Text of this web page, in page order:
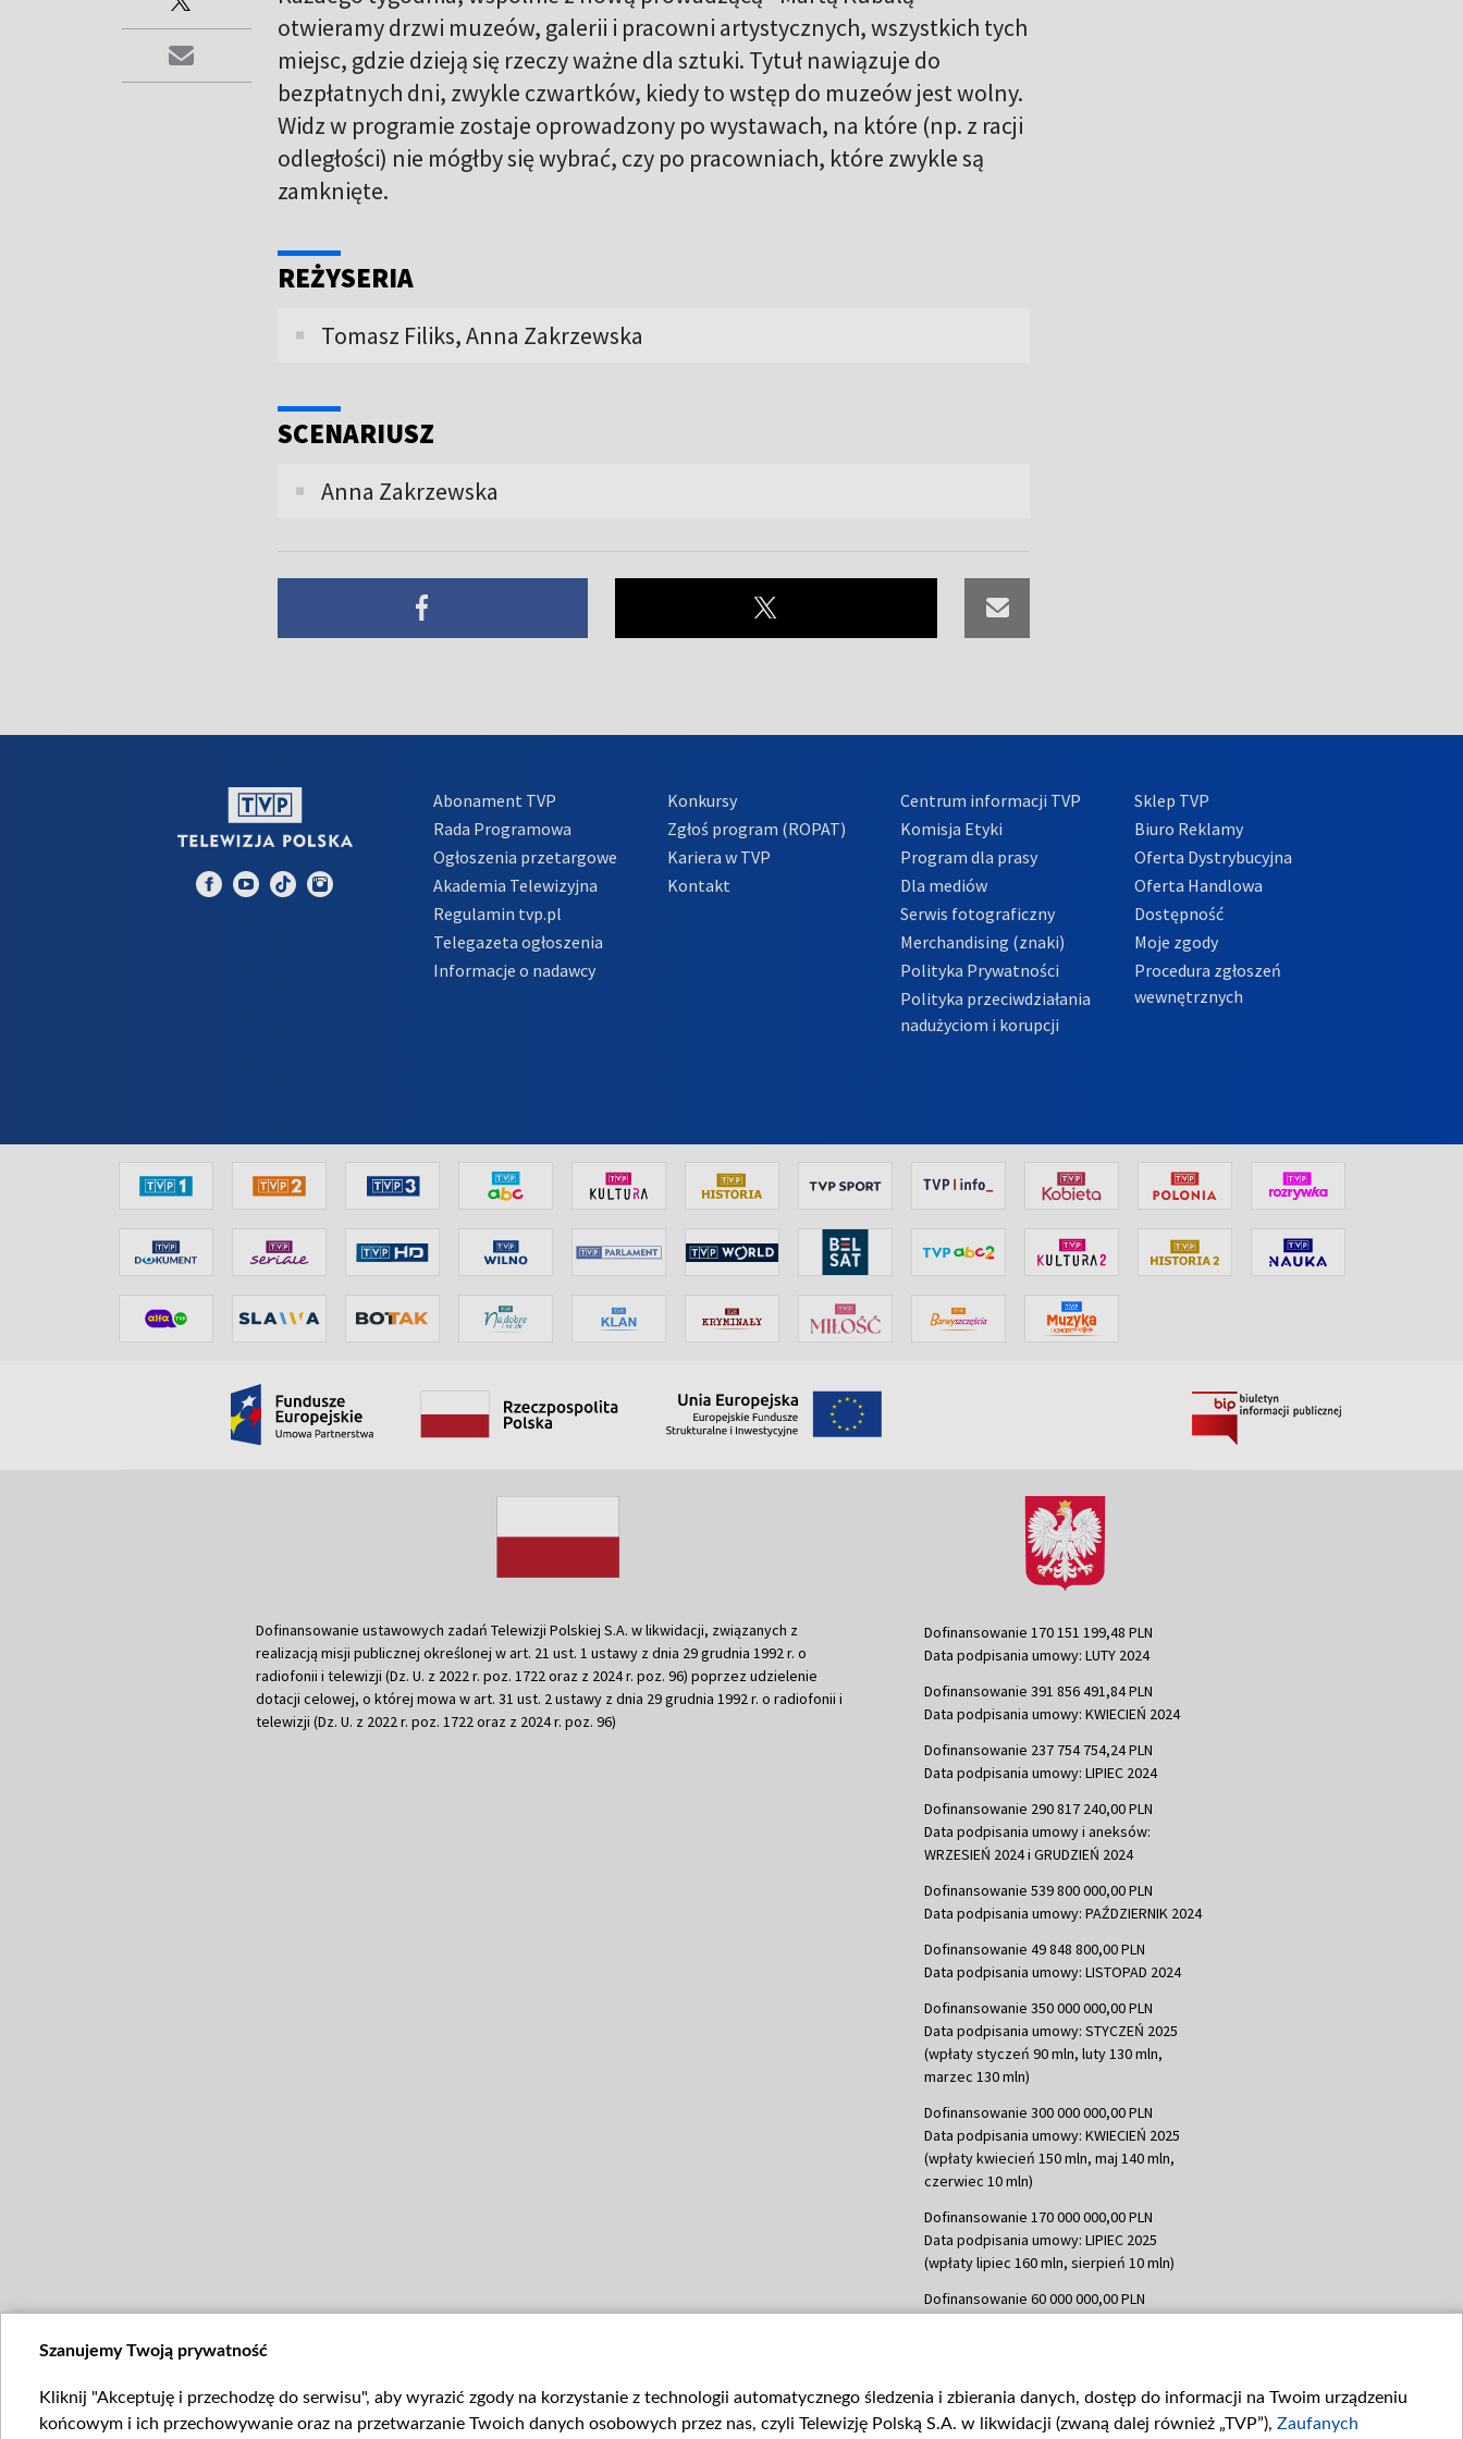
otwieramy drzwi muzeów, galerii i pracowni artystycznych, wszystkich tych
miejsc, gdzie dzieją się rzeczy ważne dla sztuki. Tytuł nawiązuje do
bezpłatnych dni, zwykle czwartków, kiedy to wstęp do muzeów jest wolny.
Widz w programie zostaje oprowadzony po wystawach, na które (np. z racji
odległości) nie mógłby się wybrać, czy po pracowniach, które zwykle są
zamknięte.
REŻYSERIA
Tomasz Filiks, Anna Zakrzewska
SCENARIUSZ
Anna Zakrzewska
Abonament TVP
Rada Programowa
Ogłoszenia przetargowe
Akademia Telewizyjna
Regulamin tvp.pl
Telegazeta ogłoszenia
Informacje o nadawcy
Konkursy
Zgłoś program (ROPAT)
Kariera w TVP
Kontakt
Centrum informacji TVP
Komisja Etyki
Program dla prasy
Dla mediów
Serwis fotograficzny
Merchandising (znaki)
Polityka Prywatności
Polityka przeciwdziałania
nadużyciom i korupcji
Sklep TVP
Biuro Reklamy
Oferta Dystrybucyjna
Oferta Handlowa
Dostępność
Moje zgody
Procedura zgłoszeń
wewnętrznych
Dofinansowanie ustawowych zadań Telewizji Polskiej S.A. w likwidacji, związanych z
realizacją misji publicznej określonej w art. 21 ust. 1 ustawy z dnia 29 grudnia 1992 r. o
radiofonii i telewizji (Dz. U. z 2022 r. poz. 1722 oraz z 2024 r. poz. 96) poprzez udzielenie
dotacji celowej, o której mowa w art. 31 ust. 2 ustawy z dnia 29 grudnia 1992 r. o radiofonii i
telewizji (Dz. U. z 2022 r. poz. 1722 oraz z 2024 r. poz. 96)
Dofinansowanie 170 151 199,48 PLN
Data podpisania umowy: LUTY 2024
Dofinansowanie 391 856 491,84 PLN
Data podpisania umowy: KWIECIEŃ 2024
Dofinansowanie 237 754 754,24 PLN
Data podpisania umowy: LIPIEC 2024
Dofinansowanie 290 817 240,00 PLN
Data podpisania umowy i aneksów:
WRZESIEŃ 2024 i GRUDZIEŃ 2024
Dofinansowanie 539 800 000,00 PLN
Data podpisania umowy: PAŹDZIERNIK 2024
Dofinansowanie 49 848 800,00 PLN
Data podpisania umowy: LISTOPAD 2024
Dofinansowanie 350 000 000,00 PLN
Data podpisania umowy: STYCZEŃ 2025
(wpłaty styczeń 90 mln, luty 130 mln,
marzec 130 mln)
Dofinansowanie 300 000 000,00 PLN
Data podpisania umowy: KWIECIEŃ 2025
(wpłaty kwiecień 150 mln, maj 140 mln,
czerwiec 10 mln)
Dofinansowanie 170 000 000,00 PLN
Data podpisania umowy: LIPIEC 2025
(wpłaty lipiec 160 mln, sierpień 10 mln)
Dofinansowanie 60 000 000,00 PLN
Data podpisania umowy: WRZESIEŃ 2025
(wpłata wrzesień 100 mln, październik 350
Szanujemy Twoją prywatność
Kliknij "Akceptuję i przechodzę do serwisu", aby wyrazić zgody na korzystanie z technologii automatycznego śledzenia i zbierania danych, dostęp do informacji na Twoim urządzeniu
końcowym i ich przechowywanie oraz na przetwarzanie Twoich danych osobowych przez nas, czyli Telewizję Polską S.A. w likwidacji (zwaną dalej również „TVP”), Zaufanych